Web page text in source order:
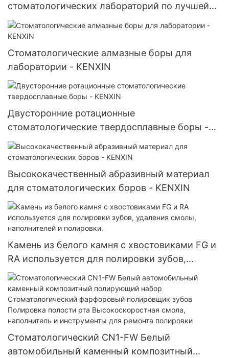
стоматологических лабораторий по лучшей
цене - KENXIN
Стоматологические алмазные боры для
лаборатории - KENXIN
Двусторонние ротационные
стоматологические твердосплавные боры -
KENXIN
Высококачественный абразивный материал
для стоматологических боров - KENXIN
Камень из белого камня с хвостовиками FG и
RA используется для полировки зубов,
удаления смолы, наполнителей и полировки.
Стоматологический CN1-FW Белый
автомобильный каменный композитный